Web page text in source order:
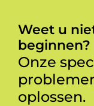
Weet u
beginnen?
Onze
oplossen.